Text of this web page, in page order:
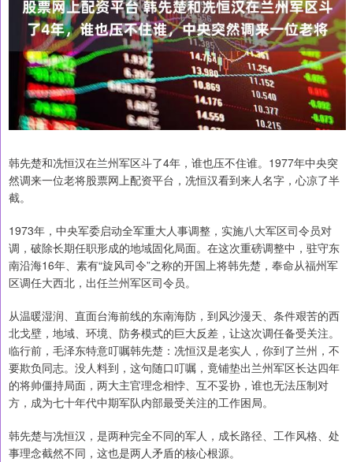
韩先楚和冼恒汉在兰州军区斗了4年，谁也压不住谁。1977年中央突
然调来一位老将股票网上配资平台，冼恒汉看到来人名字，心凉了半
截。
1973年，中央军委启动全军重大人事调整，实施八大军区司令员对
调，破除长期任职形成的地域固化局面。在这次重磅调整中，驻守东
南沿海16年、素有“旋风司令”之称的开国上将韩先楚，奉命从福州军
区调任大西北，出任兰州军区司令员。
从温暖湿润、直面台海前线的东南海防，到风沙漫天、条件艰苦的西
北戈壁，地域、环境、防务模式的巨大反差，让这次调任备受关注。
临行前，毛泽东特意叮嘱韩先楚：冼恒汉是老实人，你到了兰州，不
要欺负同志。没人料到，这句随口叮嘱，竟铺垫出兰州军区长达四年
的将帅僵持局面，两大主官理念相悖、互不妥协，谁也无法压制对
方，成为七十年代中期军队内部最受关注的工作困局。
韩先楚与冼恒汉，是两种完全不同的军人，成长路径、工作风格、处
事理念截然不同，这也是两人矛盾的核心根源。